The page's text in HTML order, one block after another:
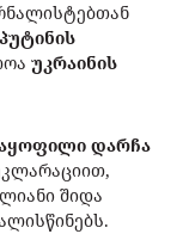
პუტინის
უკრაინის
დარჩა
შიდა